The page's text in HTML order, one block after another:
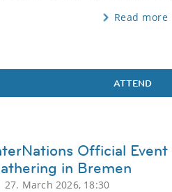
Read more
ATTEND
Official
in Bremen
27. March 2026, 18:30